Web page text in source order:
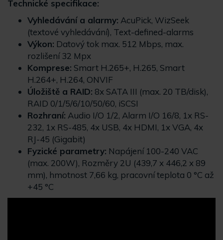
Technické specifikace:
Vyhledávání a alarmy: AcuPick, WizSeek
(textové vyhledávání), Text-defined-alarms
Výkon: Datový tok max. 512 Mbps, max.
rozlišení 32 Mpx
Komprese: Smart H.265+, H.265, Smart
H.264+, H.264, ONVIF
Úložiště a RAID: 8x SATA III (max. 20 TB/disk),
RAID 0/1/5/6/10/50/60, iSCSI
Rozhraní: Audio I/O 1/2, Alarm I/O 16/8, 1x RS-
232, 1x RS-485, 4x USB, 4x HDMI, 1x VGA, 4x
RJ-45 (Gigabit)
Fyzické parametry: Napájení 100-240 VAC
(max. 200W), Rozměry 2U (439,7 x 446,2 x 89
mm), hmotnost 7,66 kg, pracovní teplota 0 °C až
+45 °C